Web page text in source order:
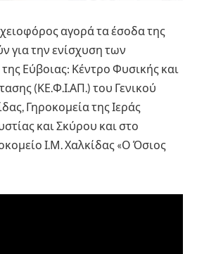
αγορά τα έσοδα της
για την ενίσχυση των
Εύβοιας: Κέντρο Φυσικής και
(ΚΕ.Φ.Ι.ΑΠ.) του Γενικού
Γηροκομεία της Ιεράς
και Σκύρου και στο
Ι.Μ. Χαλκίδας «Ο Όσιος